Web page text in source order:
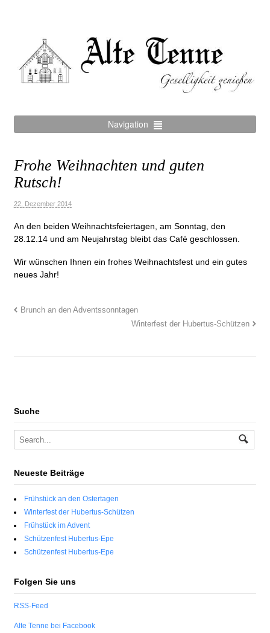
Navigation
Frohe Weihnachten und guten
Rutsch!
22. Dezember 2014
An den beiden Weihnachtsfeiertagen, am Sonntag, den
28.12.14 und am Neujahrstag bleibt das Café geschlossen.
Wir wünschen Ihnen ein frohes Weihnachtsfest und ein gutes
neues Jahr!
Brunch an den Adventssonntagen
Winterfest der Hubertus-Schützen
Suche
Neueste Beiträge
Frühstück an den Ostertagen
Winterfest der Hubertus-Schützen
Frühstück im Advent
Schützenfest Hubertus-Epe
Schützenfest Hubertus-Epe
Folgen Sie uns
RSS-Feed
Alte Tenne bei Facebook